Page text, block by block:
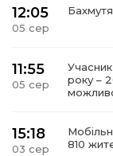
12:05
05 сер
11:55
05 сер
року –
15:18
03 сер
810